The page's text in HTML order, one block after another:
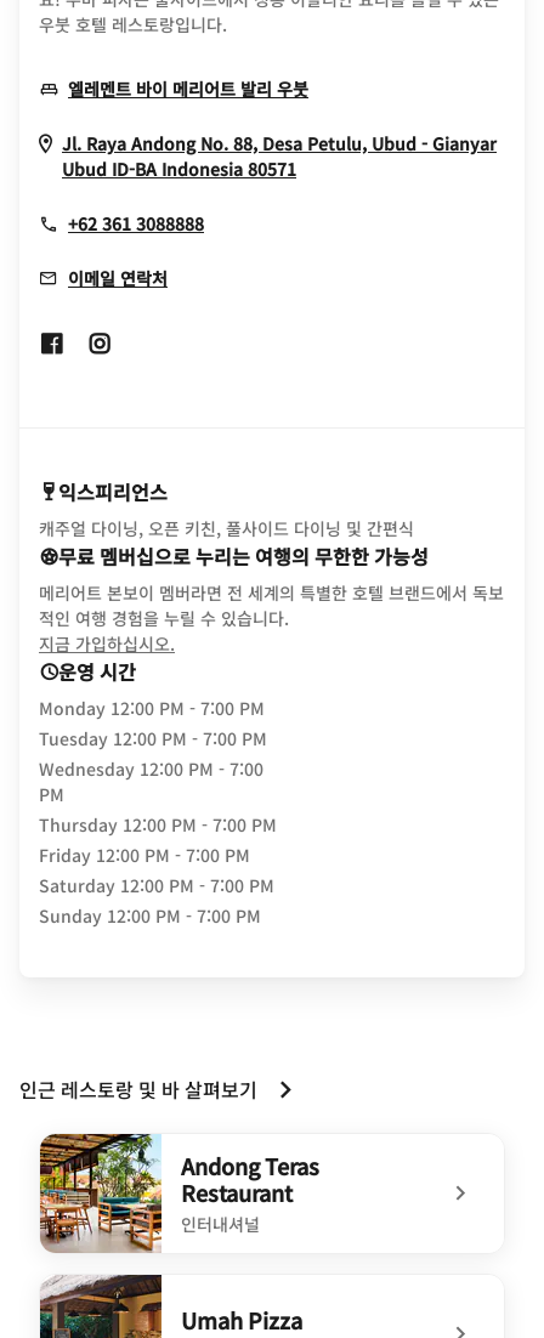
우붓 호텔 레스토랑입니다.
엘레멘트 바이 메리어트 발리 우붓Opens In New Window
Jl. Raya Andong No. 88, Desa Petulu, Ubud - Gianyar
Ubud ID-BA Indonesia 80571Opens In New Window
+62 361 3088888
이메일 연락처
Opens In New Window
익스피리언스
캐주얼 다이닝, 오픈 키친, 풀사이드 다이닝 및 간편식
무료 멤버십으로 누리는 여행의 무한한 가능성
메리어트 본보이 멤버라면 전 세계의 특별한 호텔 브랜드에서 독보
적인 여행 경험을 누릴 수 있습니다.
지금 가입하십시오.
운영 시간
Monday 12:00 PM - 7:00 PM
Tuesday 12:00 PM - 7:00 PM
Wednesday 12:00 PM - 7:00
PM
Thursday 12:00 PM - 7:00 PM
Friday 12:00 PM - 7:00 PM
Saturday 12:00 PM - 7:00 PM
Sunday 12:00 PM - 7:00 PM
인근 레스토랑 및 바 살펴보기
Andong Teras
Restaurant
인터내셔널
undefined Andong Teras Restaurant
Umah Pizza